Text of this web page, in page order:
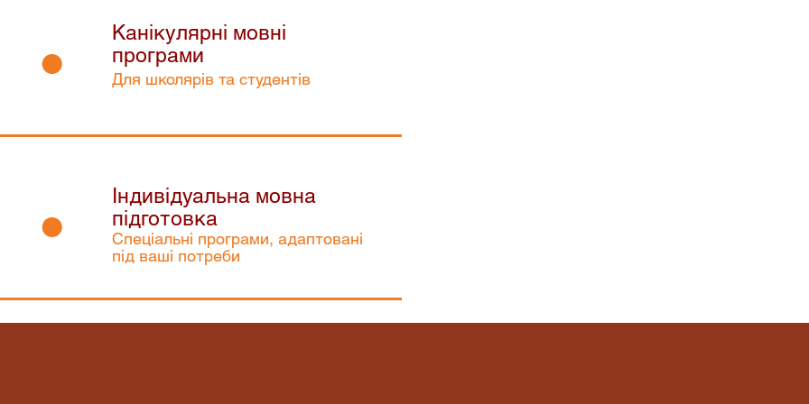
•
Канікулярні мовні
програми
Для школярів та студентів
•
Індивідуальна мовна
підготовка
Спеціальні програми, адаптовані
під ваші потреби